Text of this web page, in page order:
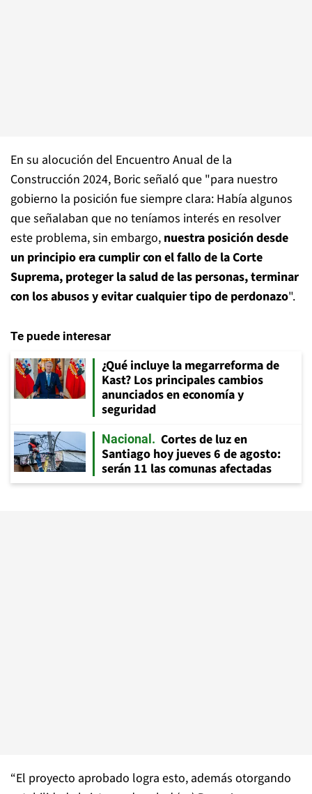
En su alocución del Encuentro Anual de la
Construcción 2024, Boric señaló que "para nuestro
gobierno la posición fue siempre clara: Había algunos
que señalaban que no teníamos interés en resolver
este problema, sin embargo, nuestra posición desde
un principio era cumplir con el fallo de la Corte
Suprema, proteger la salud de las personas, terminar
con los abusos y evitar cualquier tipo de perdonazo".
Te puede interesar
¿Qué incluye la megarreforma de
Kast? Los principales cambios
anunciados en economía y
seguridad
Nacional
Cortes de luz en
Santiago hoy jueves 6 de agosto:
serán 11 las comunas afectadas
“El proyecto aprobado logra esto, además otorgando